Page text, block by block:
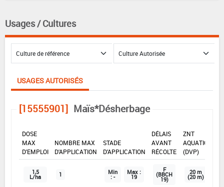
Usages / Cultures
USAGES AUTORISÉS
[15555901] Maïs*Désherbage
DOSE
MAX
D'EMPLOI
NOMBRE MAX
D'APPLICATION
STADE
D'APPLICATION
DÉLAIS
AVANT
RÉCOLTE
ZNT
AQUATIQUE
(DVP)
1,5
L/ha 1 Min
: -
Max :
19
F
(BBCH
19)
20 m
(20 m)